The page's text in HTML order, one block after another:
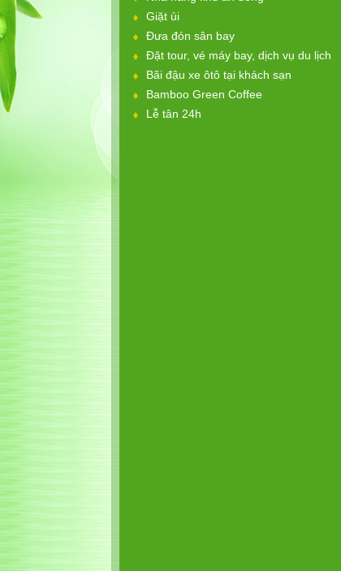
Giặt ủi
Đưa đón sân bay
Đặt tour, vé máy bay, dịch vụ du lịch
Bãi đậu xe ôtô tại khách sạn
Bamboo Green Coffee
Lễ tân 24h